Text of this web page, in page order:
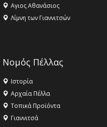
Αγιος Αθανάσιος
Λίμνη των Γιαννιτσών
Νομός Πέλλας
Ιστορία
Αρχαία Πέλλα
Τοπικά Προϊόντα
Γιαννιτσά